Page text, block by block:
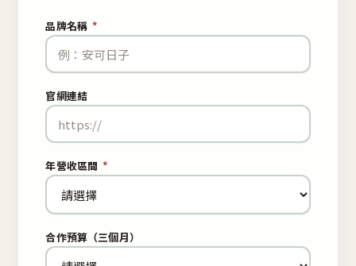
品牌名稱 *
官網連結
年營收區間 *
合作預算（三個月）